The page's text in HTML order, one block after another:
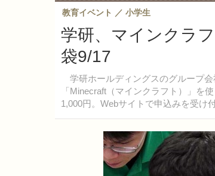
学研、マインクラ
袋9/17
学研ホールディングスのグループ
「Minecraft（マインクラフト）」を
1,000円。Webサイトで申込みを受け
教育イベント 小学生